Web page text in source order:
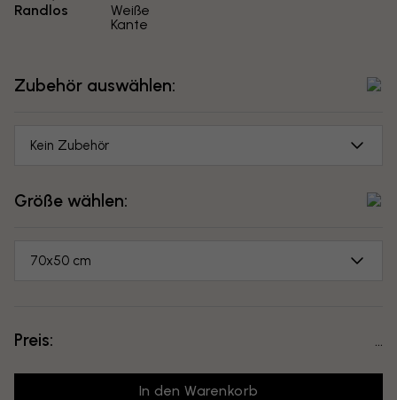
Randlos
Weiße
Kante
Zubehör auswählen:
Kein Zubehör
Größe wählen:
70x50 cm
Preis:
In den Warenkorb